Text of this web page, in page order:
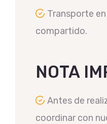
Transporte
compartido.
NOTA
Antes de
coordinar con